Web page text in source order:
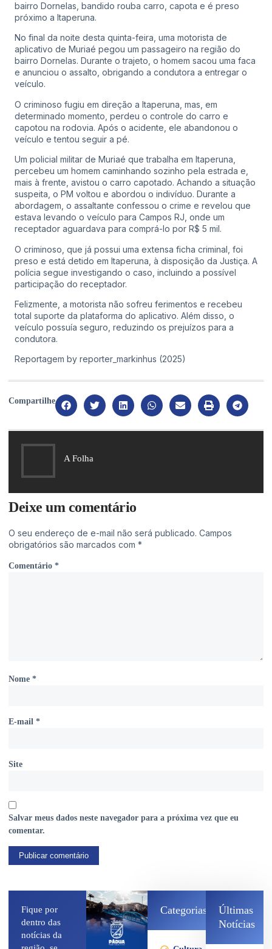
bairro Dornelas, bandido rouba carro, capota e é preso
próximo a Itaperuna.
No final da noite desta quinta-feira, uma motorista de
aplicativo de Muriaé pegou um passageiro na região do
bairro Dornelas. Durante o trajeto, o homem sacou uma faca
e anunciou o assalto, obrigando a condutora a entregar o
veículo.
O criminoso fugiu em direção a Itaperuna, mas, em
determinado momento, perdeu o controle do carro e
capotou na rodovia. Após o acidente, ele abandonou o
veículo e tentou seguir a pé.
Um policial militar de Muriaé que trabalha em Itaperuna,
percebeu um homem caminhando sozinho pela estrada e,
mais à frente, avistou o carro capotado. Achando a situação
suspeita, o PM voltou e abordou o indivíduo. Durante a
abordagem, o assaltante confessou o crime e revelou que
estava levando o veículo para Campos RJ, onde um
receptador aguardava para comprá-lo por R$ 5 mil.
O criminoso, que já possui uma extensa ficha criminal, foi
preso e está detido em Itaperuna, à disposição da Justiça. A
polícia segue investigando o caso, incluindo a possível
participação do receptador.
Felizmente, a motorista não sofreu ferimentos e recebeu
total suporte da plataforma do aplicativo. Além disso, o
veículo possuía seguro, reduzindo os prejuízos para a
condutora.
Reportagem by reporter_markinhus (2025)
Compartilhe
A Folha
Deixe um comentário
O seu endereço de e-mail não será publicado. Campos
obrigatórios são marcados com *
Comentário *
Nome *
E-mail *
Site
Salvar meus dados neste navegador para a próxima vez que eu
comentar.
Fique por
dentro das
notícias da
Categorias
Últimas
Notícias